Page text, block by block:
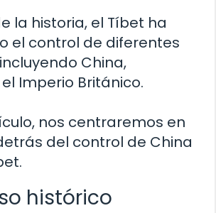
la historia, el Tíbet ha
el control de diferentes
China,
Imperio Británico.
nos centraremos en
del control de China
histórico